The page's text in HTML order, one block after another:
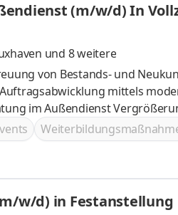
(m/w/d) In
und 8 weitere
von Bestands- und
mittels modernster Tablet-
professionelle
w/d) in Festanstellung